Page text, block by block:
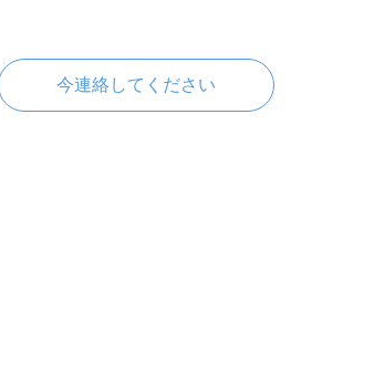
今連絡してください